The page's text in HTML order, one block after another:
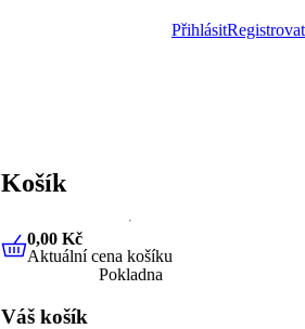
PřihlásitRegistrovat
Košík
0,00 KčAktuální cena košíku
0,00 Kč
Aktuální cena košíku
Pokladna
Váš košík